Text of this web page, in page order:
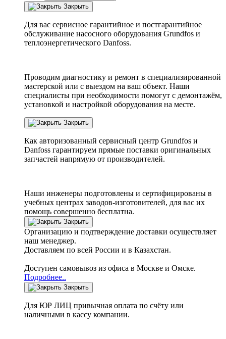
Закрыть
Для вас сервисное гарантийное и постгарантийное
обслуживание насосного оборудования Grundfos и
теплоэнергетического Danfoss.
Проводим диагностику и ремонт в специализированной
мастерской или с выездом на ваш объект. Наши
специалисты при необходимости помогут с демонтажём,
установкой и настройкой оборудования на месте.
Закрыть
Как авторизованный сервисный центр Grundfos и
Danfoss гарантируем прямые поставки оригинальных
запчастей напрямую от производителей.
Наши инженеры подготовлены и сертифицированы в
учебных центрах заводов-изготовителей, для вас их
помощь совершенно бесплатна.
Закрыть
Организацию и подтверждение доставки осуществляет
наш менеджер.
Доставляем по всей России и в Казахстан.
Доступен самовывоз из офиса в Москве и Омске.
Подробнее..
Закрыть
Для ЮР ЛИЦ привычная оплата по счёту или
наличными в кассу компании.